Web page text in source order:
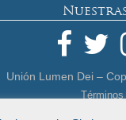
Unión Lumen Dei –